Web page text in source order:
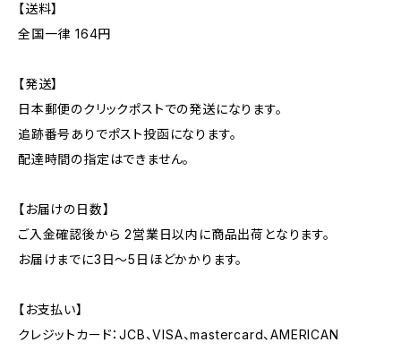
【送料】
全国一律 164円
【発送】
日本郵便のクリックポストでの発送になります。
追跡番号ありでポスト投函になります。
配達時間の指定はできません。
【お届けの日数】
ご入金確認後から 2営業日以内に商品出荷となります。
お届けまでに3日〜5日ほどかかります。
【お支払い】
クレジットカード：JCB、VISA、mastercard、AMERICAN